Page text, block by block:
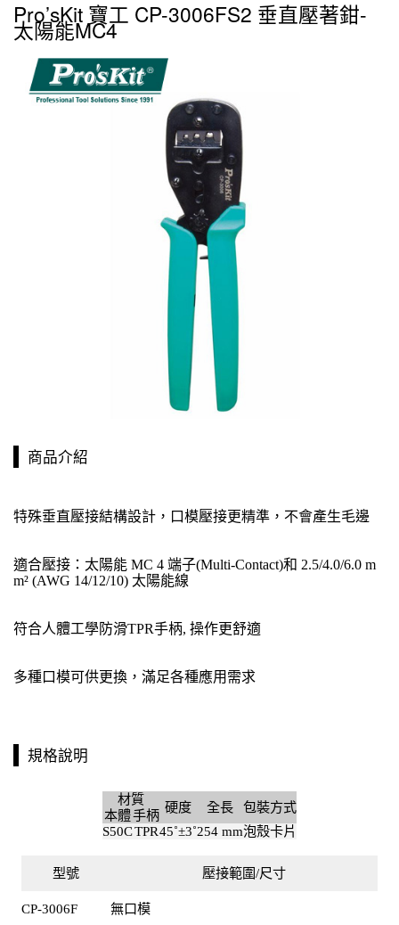
Pro’sKit 寶工 CP-3006FS2 垂直壓著鉗-
太陽能MC4
商品介紹
特殊垂直壓接結構設計，口模壓接更精準，不會產生毛邊
適合壓接：太陽能 MC 4 端子(Multi-Contact)和 2.5/4.0/6.0 m
m² (AWG 14/12/10) 太陽能線
符合人體工學防滑TPR手柄, 操作更舒適
多種口模可供更換，滿足各種應用需求
規格說明
材質
硬度 全長 包裝方式
本體手柄
S50CTPR45˚±3˚254 mm泡殼卡片
型號 壓接範圍/尺寸
CP-3006F 無口模